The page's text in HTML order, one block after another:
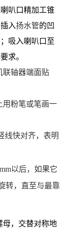
叭口精加工锥
入扬水管的凹
吸入喇叭口至
求。
联轴器端面贴
用粉笔或笔画一
线快对齐，表明
mm以后，如果它
转，直至与最靠
母，交替对称地